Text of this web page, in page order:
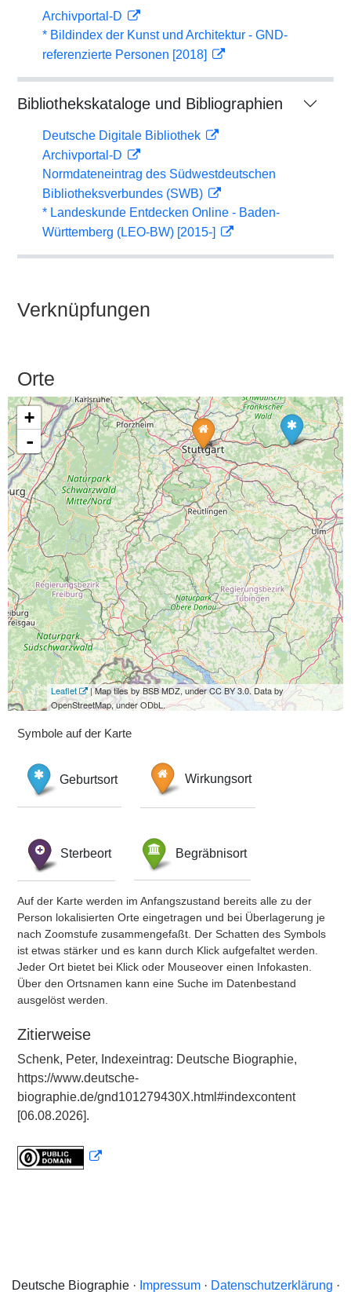
Archivportal-D
* Bildindex der Kunst und Architektur - GND-
referenzierte Personen [2018]
Bibliothekskataloge und Bibliographien
Deutsche Digitale Bibliothek
Archivportal-D
Normdateneintrag des Südwestdeutschen
Bibliotheksverbundes (SWB)
* Landeskunde Entdecken Online - Baden-
Württemberg (LEO-BW) [2015-]
Verknüpfungen
Orte
+
-
Leaflet
| Map tiles by BSB MDZ, under CC BY 3.0. Data by
OpenStreetMap, under ODbL.
Symbole auf der Karte
Geburtsort Wirkungsort
Sterbeort Begräbnisort
Auf der Karte werden im Anfangszustand bereits alle zu der
Person lokalisierten Orte eingetragen und bei Überlagerung je
nach Zoomstufe zusammengefaßt. Der Schatten des Symbols
ist etwas stärker und es kann durch Klick aufgefaltet werden.
Jeder Ort bietet bei Klick oder Mouseover einen Infokasten.
Über den Ortsnamen kann eine Suche im Datenbestand
ausgelöst werden.
Zitierweise
Schenk, Peter, Indexeintrag: Deutsche Biographie,
https://www.deutsche-
biographie.de/gnd101279430X.html#indexcontent
[06.08.2026].
Deutsche Biographie · Impressum· Datenschutzerklärung ·